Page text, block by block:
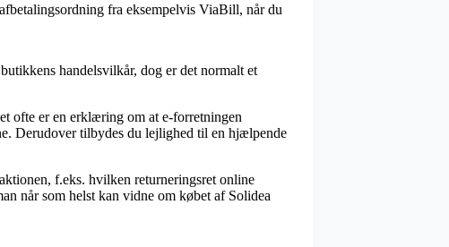
fra eksempelvis ViaBill, når du
handelsvilkår, dog er det normalt et
ofte er en erklæring om at e-forretningen
Derudover tilbydes du lejlighed til en hjælpende
f.eks. hvilken returneringsret online
når som helst kan vidne om købet af Solidea